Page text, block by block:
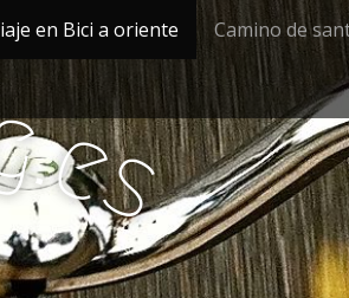
en Bici a oriente Camino de
.
es